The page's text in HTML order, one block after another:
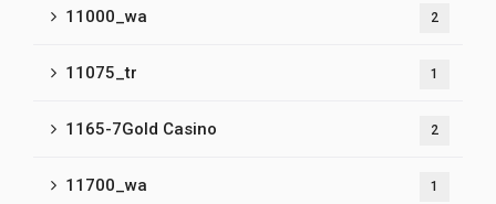
11000_wa 2
11075_tr 1
1165-7Gold Casino 2
11700_wa 1